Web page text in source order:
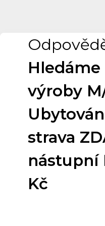
výroby
strava
nástupní
Kč